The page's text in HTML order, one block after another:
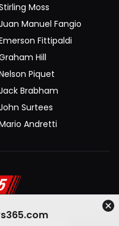
Moss
Manuel Fangio
Fittipaldi
Hill
Piquet
Brabham
Surtees
Andretti